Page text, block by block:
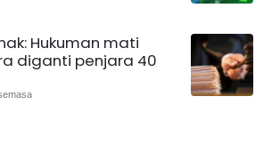
Hukuman mati
diganti penjara 40